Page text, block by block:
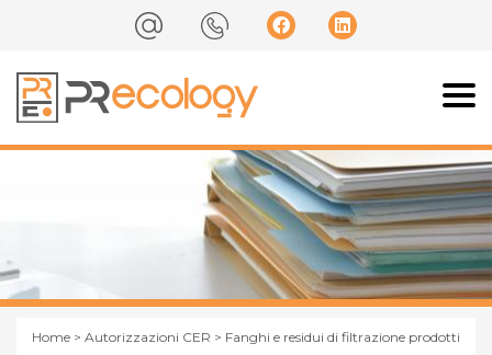
Home > Autorizzazioni CER > Fanghi e residui di filtrazione prodotti